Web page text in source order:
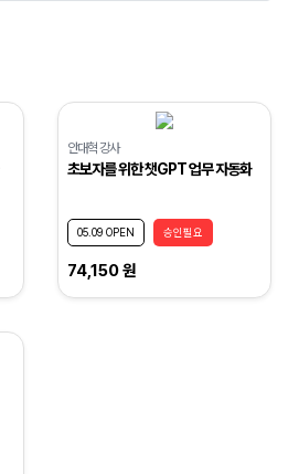
안대혁 강사
초보자를 위한 챗GPT 업무 자동화
05.09 OPEN 승인필요
74,150 원